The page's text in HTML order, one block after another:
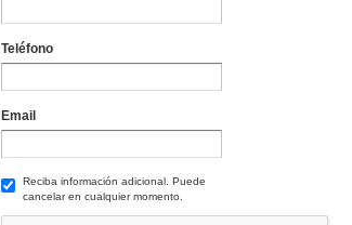
Teléfono
Email
Reciba información adicional. Puede
cancelar en cualquier momento.